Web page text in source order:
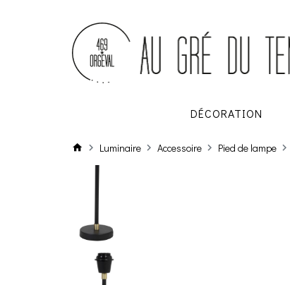
DÉCORATION
Luminaire Accessoire Pied de lampe